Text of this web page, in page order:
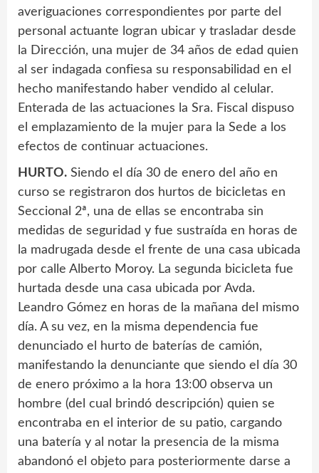
averiguaciones correspondientes por parte del
personal actuante logran ubicar y trasladar desde
la Dirección, una mujer de 34 años de edad quien
al ser indagada confiesa su responsabilidad en el
hecho manifestando haber vendido al celular.
Enterada de las actuaciones la Sra. Fiscal dispuso
el emplazamiento de la mujer para la Sede a los
efectos de continuar actuaciones.
HURTO. Siendo el día 30 de enero del año en
curso se registraron dos hurtos de bicicletas en
Seccional 2ª, una de ellas se encontraba sin
medidas de seguridad y fue sustraída en horas de
la madrugada desde el frente de una casa ubicada
por calle Alberto Moroy. La segunda bicicleta fue
hurtada desde una casa ubicada por Avda.
Leandro Gómez en horas de la mañana del mismo
día. A su vez, en la misma dependencia fue
denunciado el hurto de baterías de camión,
manifestando la denunciante que siendo el día 30
de enero próximo a la hora 13:00 observa un
hombre (del cual brindó descripción) quien se
encontraba en el interior de su patio, cargando
una batería y al notar la presencia de la misma
abandonó el objeto para posteriormente darse a